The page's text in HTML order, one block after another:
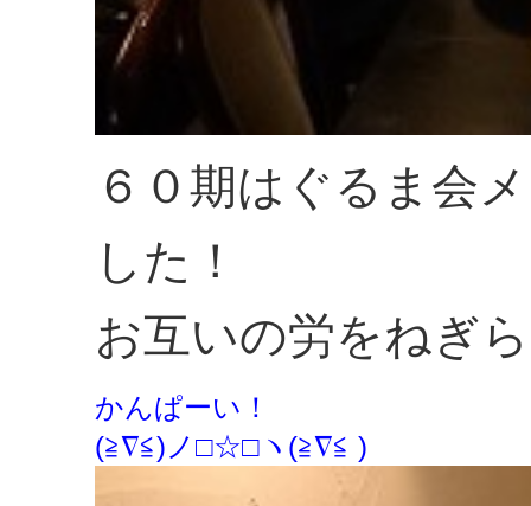
６０期はぐるま会
した！
お互いの労をねぎ
かんぱーい！
(≧∇≦)ノ□☆□ヽ(≧∇≦ )